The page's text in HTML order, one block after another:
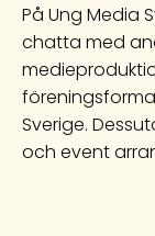
På Ung Media
chatta med
Sverige.
och event